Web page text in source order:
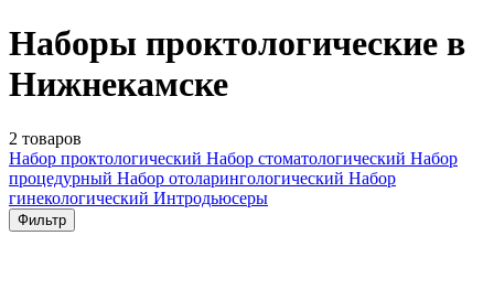
Наборы проктологические в
Нижнекамске
2 товаров
Набор проктологический Набор стоматологический Набор
процедурный Набор отоларингологический Набор
гинекологический Интродьюсеры
Фильтр